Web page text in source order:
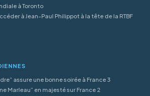
à Toronto
à Jean-Paul Philippot à la tête de la RTBF
assure une bonne soirée à France 3
Marleau” en majesté sur France 2